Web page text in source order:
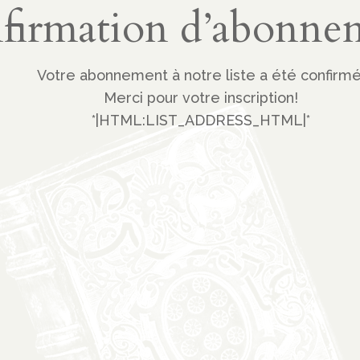
Votre abonnement à notre liste a été
Merci pour votre inscription!
*|HTML:LIST_ADDRESS_HTML|*